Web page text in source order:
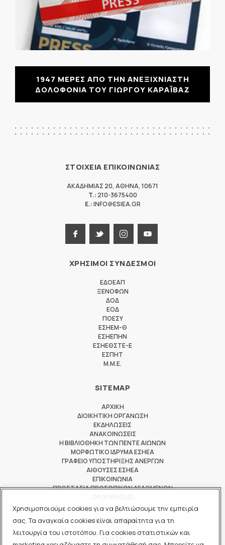
Χρησιμοποιούμε cookies για να βελτιώσουμε την εμπειρία
σας. Τα αναγκαία cookies είναι απαραίτητα για τη
λειτουργία του ιστοτόπου. Για cookies στατιστικών και
1947 ΜΕΡΕΣ ΑΠΟ ΤΗΝ ΑΝΕΞΙΧΝΙΑΣΤΗ
ΔΟΛΟΦΟΝΙΑ ΤΟΥ ΓΙΩΡΓΟΥ ΚΑΡΑΪΒΑΖ
ΣΤΟΙΧΕΙΑ ΕΠΙΚΟΙΝΩΝΙΑΣ
ΑΚΑΔΗΜΙΑΣ 20, ΑΘΗΝΑ, 10671
T.: 210-3675400
E.:INFO@ESIEA.GR
ΧΡΗΣΙΜΟΙ ΣΥΝΔΕΣΜΟΙ
ΕΔΟΕΑΠ
ΞΕΝΟΦΩΝ
ΔΟΔ
ΕΟΔ
ΠΟΕΣΥ
ΕΣΗΕΜ-Θ
ΕΣΗΕΠΗΝ
ΕΣΗΕΘΣΤΕ-Ε
ΕΣΠΗΤ
M.M.E.
SITEMAP
ΑΡΧΙΚΗ
ΔΙΟΙΚΗΤΙΚΗ ΟΡΓΑΝΩΣΗ
ΕΚΔΗΛΩΣΕΙΣ
ΑΝΑΚΟΙΝΩΣΕΙΣ
Η ΒΙΒΛΙΟΘΗΚΗ ΤΩΝ ΠΕΝΤΕ ΑΙΩΝΩΝ
ΜΟΡΦΩΤΙΚΟ ΙΔΡΥΜΑ ΕΣΗΕΑ
ΓΡΑΦΕΙΟ ΥΠΟΣΤΗΡΙΞΗΣ ΑΝΕΡΓΩΝ
ΑΙΘΟΥΣΕΣ ΕΣΗΕΑ
ΕΠΙΚΟΙΝΩΝΙΑ
ΠΡΟΣΤΑΣΙΑ ΠΡΟΣΩΠΙΚΩΝ ΔΕΔΟΜΕΝΩΝ
ΜΕΛΟΣ ΤΩΝ